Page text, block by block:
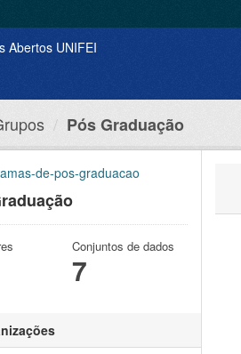
Pós Graduação
Conjuntos de dados
7